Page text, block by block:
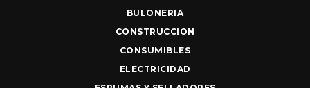
BULONERIA
CONSTRUCCION
CONSUMIBLES
ELECTRICIDAD